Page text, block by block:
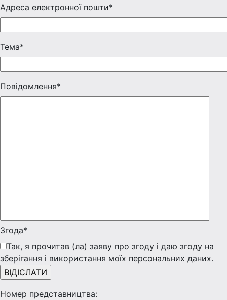
Адреса електронної пошти*
Тема*
Повідомлення*
Згода*
Так, я прочитав (ла) заяву про згоду і даю згоду на
зберігання і використання моїх персональних даних.
Номер представництва: